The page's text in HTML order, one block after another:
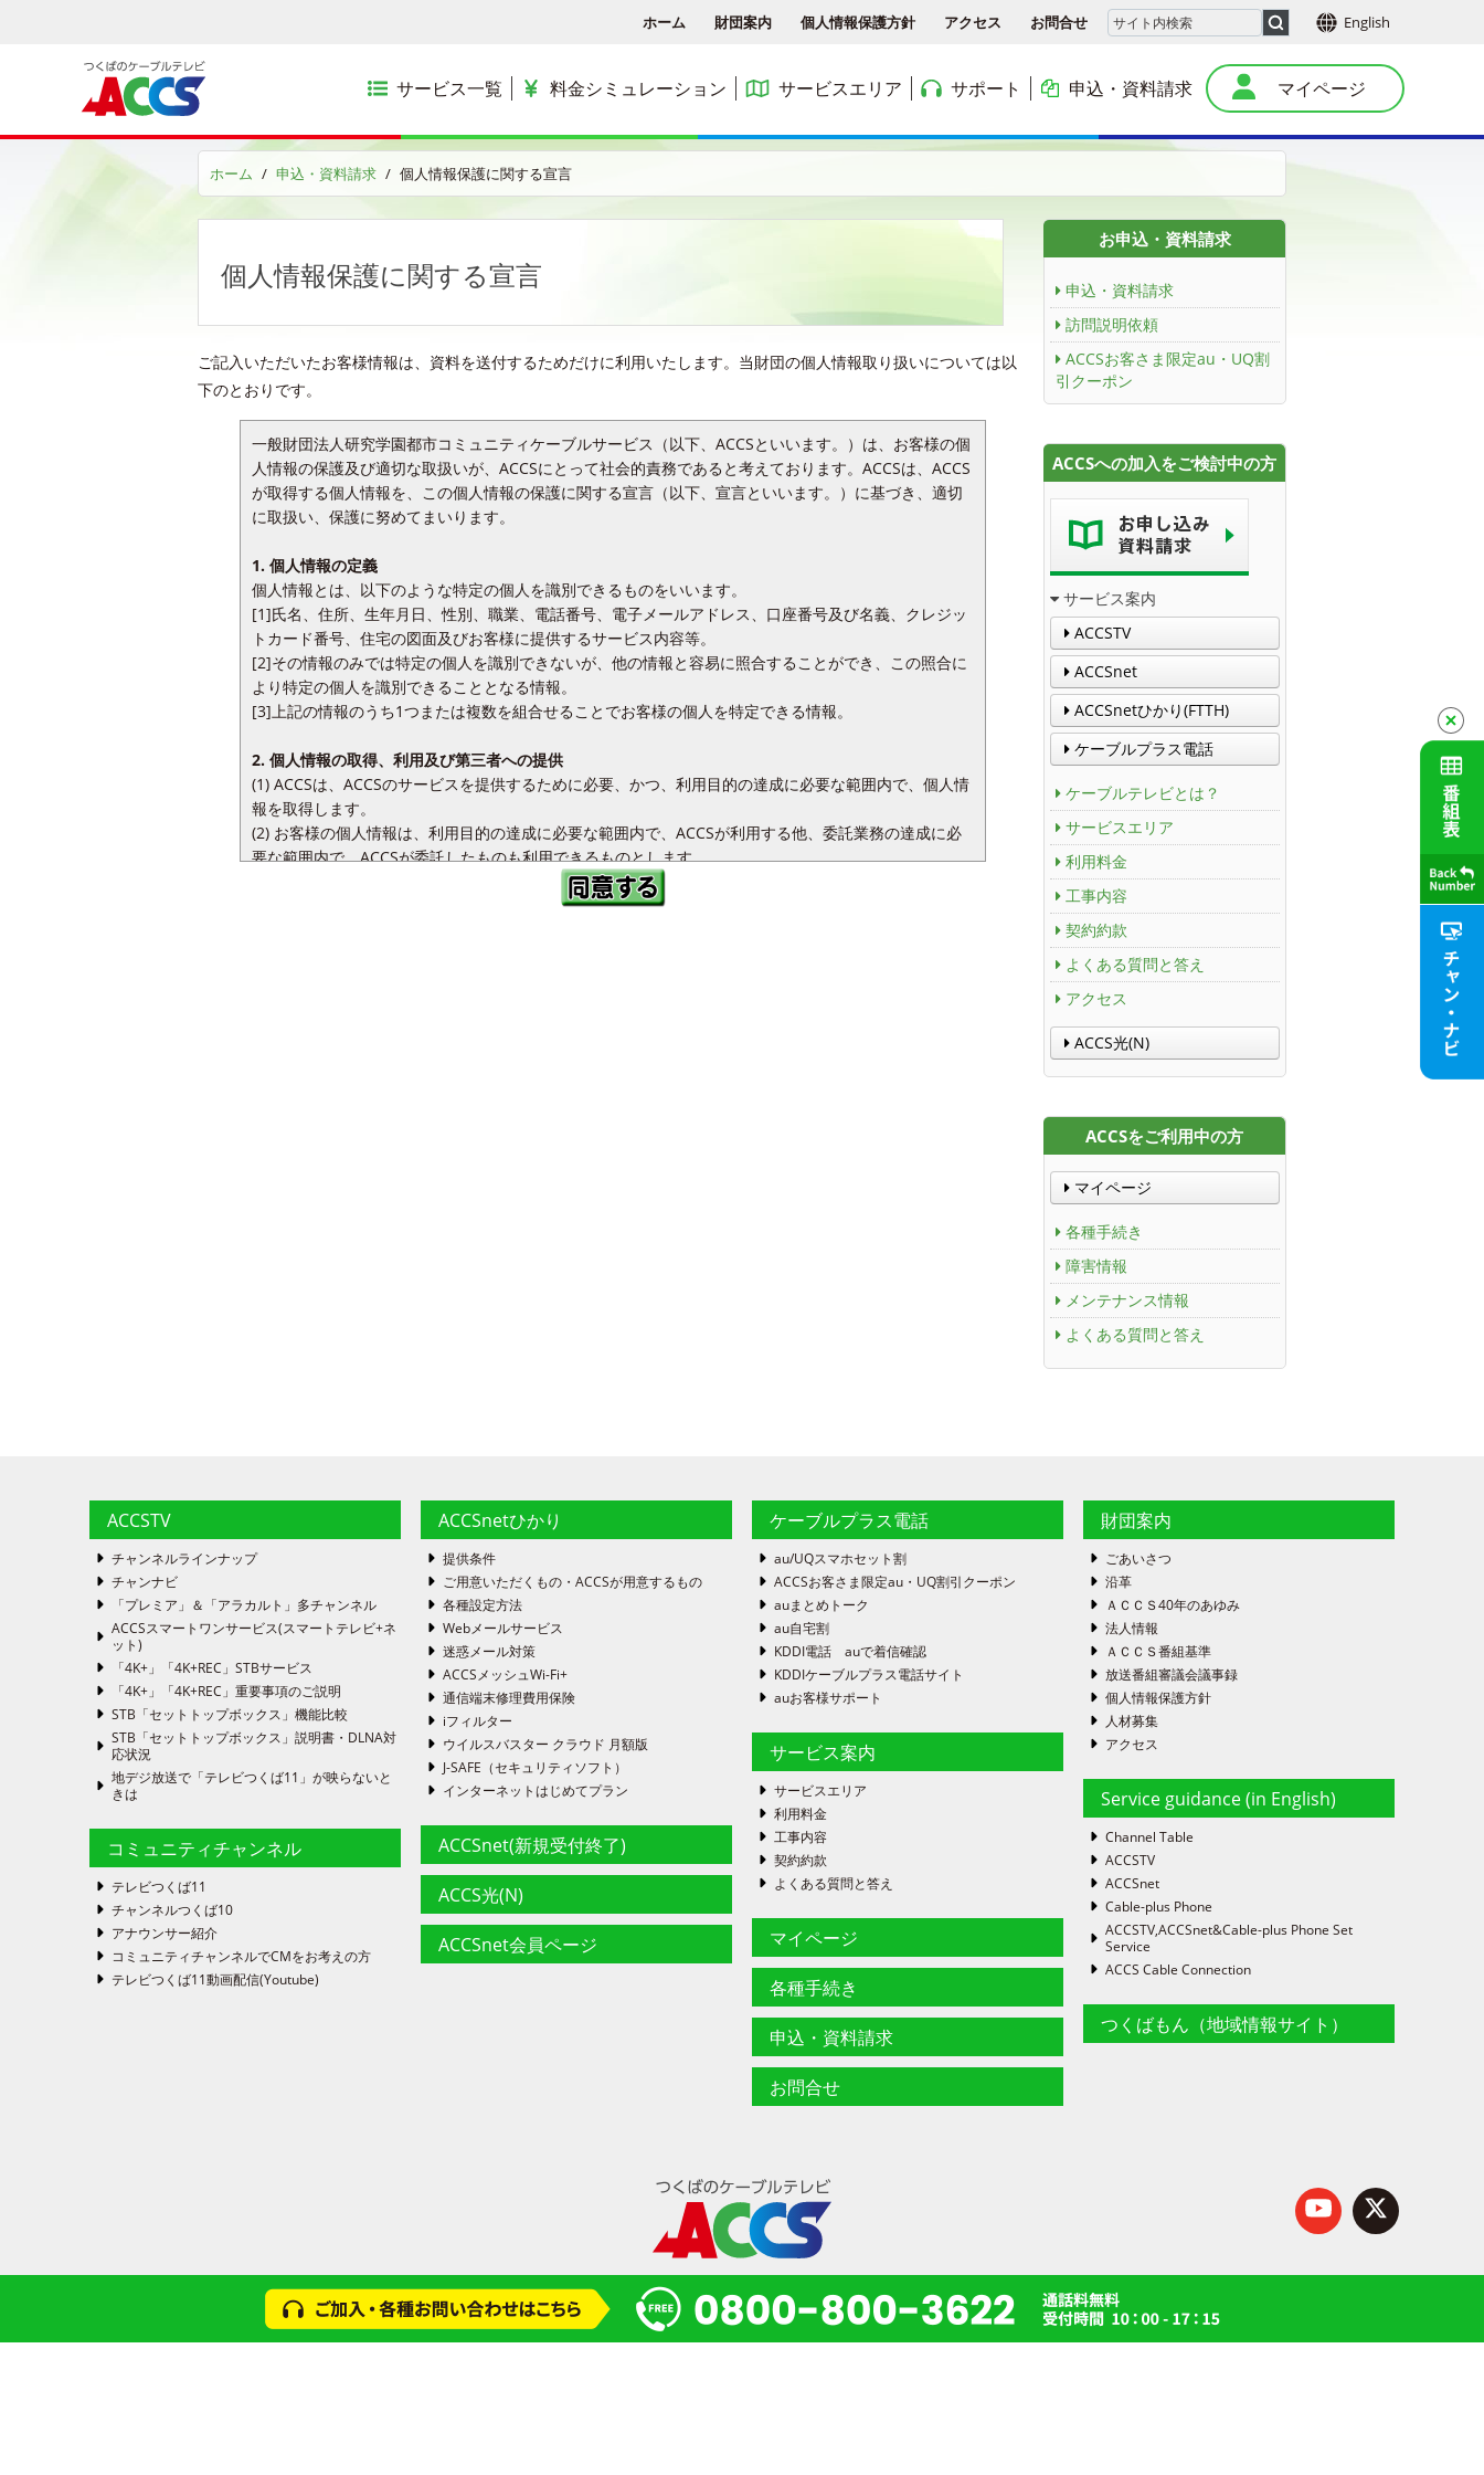
ホーム 財団案内 個人情報保護方針 アクセス お問合せ English
サービス一覧
コミュニティチャンネル
料金シミュレーション サービスエリア
公団・県営住宅
サポート
各種手続き
申込・資料請求 マイページ
ホーム 申込・資料請求 個人情報保護に関する宣言
個人情報保護に関する宣言
ご記入いただいたお客様情報は、資料を送付するためだけに利用いたします。当財団の個人情報取り扱いについては以
下のとおりです。
一般財団法人研究学園都市コミュニティケーブルサービス（以下、ACCSといいます。）は、お客様の個
人情報の保護及び適切な取扱いが、ACCSにとって社会的責務であると考えております。ACCSは、ACCS
が取得する個人情報を、この個人情報の保護に関する宣言（以下、宣言といいます。）に基づき、適切
に取扱い、保護に努めてまいります。
1. 個人情報の定義
個人情報とは、以下のような特定の個人を識別できるものをいいます。
[1]氏名、住所、生年月日、性別、職業、電話番号、電子メールアドレス、口座番号及び名義、クレジッ
トカード番号、住宅の図面及びお客様に提供するサービス内容等。
[2]その情報のみでは特定の個人を識別できないが、他の情報と容易に照合することができ、この照合に
より特定の個人を識別できることとなる情報。
[3]上記の情報のうち1つまたは複数を組合せることでお客様の個人を特定できる情報。
2. 個人情報の取得、利用及び第三者への提供
(1) ACCSは、ACCSのサービスを提供するために必要、かつ、利用目的の達成に必要な範囲内で、個人情
報を取得します。
(2) お客様の個人情報は、利用目的の達成に必要な範囲内で、ACCSが利用する他、委託業務の達成に必
要な範囲内で、ACCSが委託したものも利用できるものとします。
(3) ACCSはお客様の個人情報を、次の目的で利用します。ただし、下記[2]～[5]ではお客様の氏名、住
所、電話番号、電子メールアドレス及びお客様に提供するサービス内容を利用します
共同利用される個人情報の項目
お客様の氏名、住所、連絡先電話番号、生年月日
お客様がお申込又はご利用のインターネットサービス等の内容、申込･提供開始･解約等の日付等申込み
又は契約のステータスに関する情報
利用する者の利用目的
ACCSとKDDI株式会社及び沖縄セルラー電話株式会社が提携して提供する割引サービス等の各種サービ
スの案内･提供に必要な範囲で利用します。
当該個人情報の管理に関する責任者
4.個人情報の提供先の範囲
お客様の個人情報は、次のいずれかに該当する場合を除き、いかなる第三者にも提供いたしません。
[1]お客様から同意を得た場合。
[2]人の生命、身体又は財産の保護のために必要がある場合であって、お客様の 同意を得ることが困難で
ある場合。
[3]公衆衛生の向上又は児童の健全な育成の推進のために特に必要がある場合であって、お客様の同意を
[4]国の機関若しくは地方公共団体が法令の定める事務を遂行することに対して協力する必要がある場合
で、本人の同意を得ることにより、当該事務の遂行に支障を及ぼす恐れがある場合。
[5]裁判官の発付する令状により強制処分として捜索・押収等がなされる場合。
[6]警察、税務署等の法律上の照会権限を有する者からの照会（刑事訴訟法第197項、弁護士法第23条の
(1) ACCSは、社員に対して個人情報の保護に関する教育・啓発活動を実施する他、個人情報保護管理者
(2) ACCSは、お客様の個人情報への不正なアクセスや個人情報の漏洩、滅失または毀損を防止するた
(3) ACCSは、ACCSが委託先との間で機密保持契約を締結し、お客様の個人情報について、適切な取扱い
及び保護を行うよう指示・監督をします。
お申込・資料請求
申込・資料請求
訪問説明依頼
ACCSお客さま限定au・UQ割
引クーポン
ACCSへの加入をご検討中の方
サービス案内
ACCSTV
ACCSnet
ACCSnetひかり(FTTH)
ケーブルプラス電話
ケーブルテレビとは？
サービスエリア
利用料金
工事内容
契約約款
よくある質問と答え
アクセス
ACCS光(N)
ACCSをご利用中の方
マイページ
各種手続き
障害情報
メンテナンス情報
よくある質問と答え
ACCSTV
チャンネルラインナップ
チャンナビ
「プレミア」＆「アラカルト」多チャンネル
ACCSスマートワンサービス(スマートテレビ+ネ
ット)
「4K+」「4K+REC」STBサービス
「4K+」「4K+REC」重要事項のご説明
STB「セットトップボックス」機能比較
STB「セットトップボックス」説明書・DLNA対
応状況
地デジ放送で「テレビつくば11」が映らないと
きは
コミュニティチャンネル
テレビつくば11
チャンネルつくば10
アナウンサー紹介
コミュニティチャンネルでCMをお考えの方
テレビつくば11動画配信(Youtube)
ACCSnetひかり
提供条件
ご用意いただくもの・ACCSが用意するもの
各種設定方法
Webメールサービス
迷惑メール対策
ACCSメッシュWi-Fi+
通信端末修理費用保険
iフィルター
ウイルスバスター クラウド 月額版
J-SAFE（セキュリティソフト）
インターネットはじめてプラン
ACCSnet(新規受付終了)
ACCS光(N)
ACCSnet会員ページ
ケーブルプラス電話
au/UQスマホセット割
ACCSお客さま限定au・UQ割引クーポン
auまとめトーク
au自宅割
KDDI電話 auで着信確認
KDDIケーブルプラス電話サイト
auお客様サポート
サービス案内
サービスエリア
利用料金
工事内容
契約約款
よくある質問と答え
マイページ
各種手続き
申込・資料請求
お問合せ
財団案内
ごあいさつ
沿革
ＡＣＣＳ40年のあゆみ
法人情報
ＡＣＣＳ番組基準
放送番組審議会議事録
個人情報保護方針
人材募集
アクセス
Service guidance (in English)
Channel Table
ACCSTV
ACCSnet
Cable-plus Phone
ACCSTV,ACCSnet&Cable-plus Phone Set
Service
ACCS Cable Connection
つくばもん（地域情報サイト）
© 2024 一般財団法人 研究学園都市コミュニティケーブルサービス(ACCS)